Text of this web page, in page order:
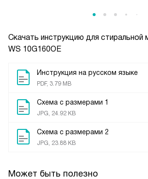
Скачать инструкцию для стиральной
WS 10G160OE
Инструкция на русском языке
PDF, 3.79 MB
Схема с размерами 1
JPG, 24.92 KB
Схема с размерами 2
JPG, 23.88 KB
Может быть полезно